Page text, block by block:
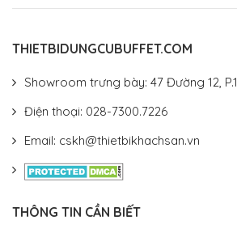
THIETBIDUNGCUBUFFET.COM
Showroom trưng bày: 47 Đường 12,
Điện thoại: 028-7300.7226
Email: cskh@thietbikhachsan.vn
THÔNG TIN CẦN BIẾT